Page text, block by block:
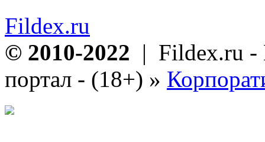
Fildex.ru
© 2010-2022 | Fildex.ru -
портал - (18+) »